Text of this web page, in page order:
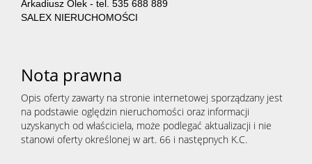
Arkadiusz Olek - tel. 535 688 889
SALEX NIERUCHOMOŚCI
Nota prawna
Opis oferty zawarty na stronie internetowej sporządzany jest
na podstawie oględzin nieruchomości oraz informacji
uzyskanych od właściciela, może podlegać aktualizacji i nie
stanowi oferty określonej w art. 66 i następnych K.C.